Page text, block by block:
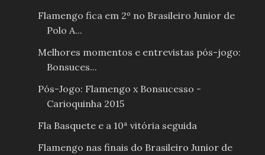
Flamengo fica em 2º no Brasileiro Junior de
Polo A...
Melhores momentos e entrevistas pós-jogo:
Bonsuces...
Pós-Jogo: Flamengo x Bonsucesso -
Carioquinha 2015
Fla Basquete e a 10ª vitória seguida
Flamengo nas finais do Brasileiro Junior de